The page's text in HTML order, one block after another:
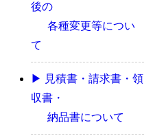
後の
各種変更等につい
て
▶ 見積書・請求書・領
収書・
納品書について